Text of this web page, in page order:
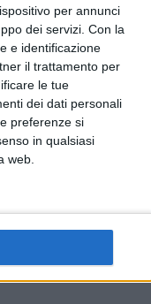
per annunci
dei servizi. Con la
e identificazione
il trattamento per
le tue
dei dati personali
preferenze si
in qualsiasi
web.